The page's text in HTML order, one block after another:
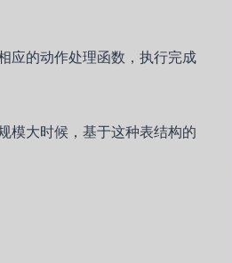
应的动作处理函数，执行完成
模大时候，基于这种表结构的